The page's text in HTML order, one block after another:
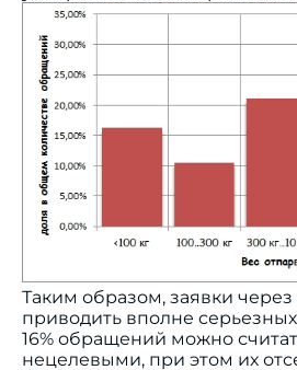
Таким образом, заявки
приводить вполне
16% обращений можно
нецелевыми, при этом их